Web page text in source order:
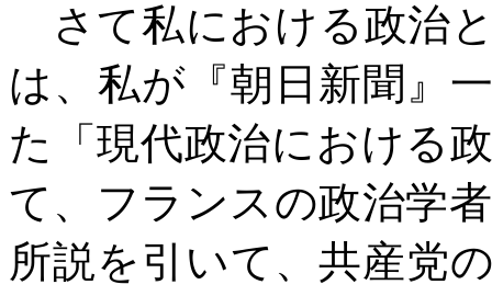
さて私における政治
は、私が『朝日新聞』
た「現代政治における
て、フランスの政治学
所説を引いて、共産党